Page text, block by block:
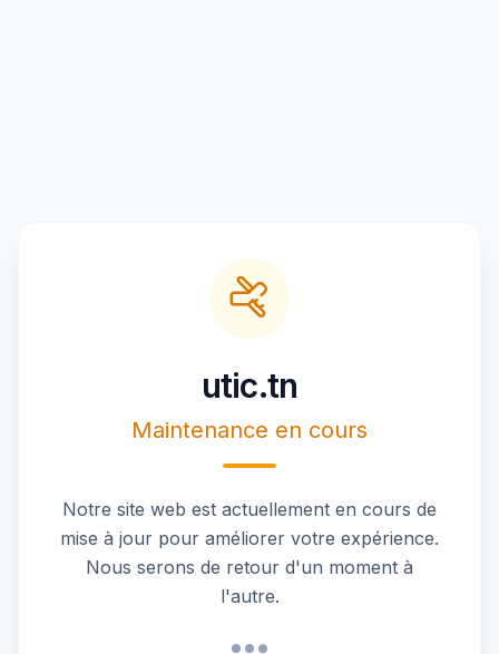
utic.tn
Maintenance en cours
Notre site web est actuellement en cours de
mise à jour pour améliorer votre expérience.
Nous serons de retour d'un moment à
l'autre.